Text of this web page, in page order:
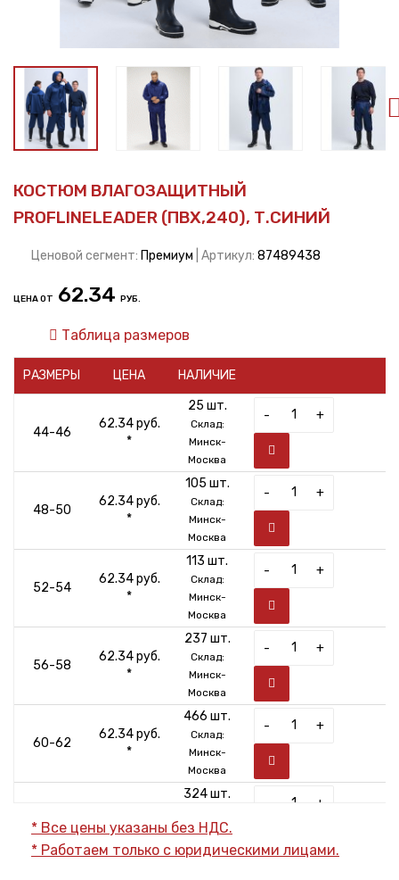
КОСТЮМ ВЛАГОЗАЩИТНЫЙ
PROFLINELEADER (ПВХ,240), Т.СИНИЙ
Ценовой сегмент: Премиум | Артикул: 87489438
ЦЕНА ОТ 62.34 РУБ.
Таблица размеров
РАЗМЕРЫ ЦЕНА НАЛИЧИЕ
44-46
62.34 руб.
*
25 шт.
Склад:
Минск-
Москва
- +
48-50
62.34 руб.
*
105 шт.
Склад:
Минск-
Москва
- +
52-54
62.34 руб.
*
113 шт.
Склад:
Минск-
Москва
- +
56-58
62.34 руб.
*
237 шт.
Склад:
Минск-
Москва
- +
60-62
62.34 руб.
*
466 шт.
Склад:
Минск-
Москва
- +
64-66
*
324 шт.
Минск-
Москва
+
* Все цены указаны без НДС.
* Работаем только с юридическими лицами.